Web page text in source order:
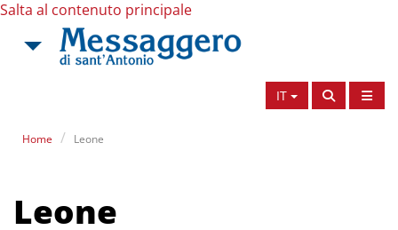
Salta al contenuto principale
IT
Home Leone
Leone